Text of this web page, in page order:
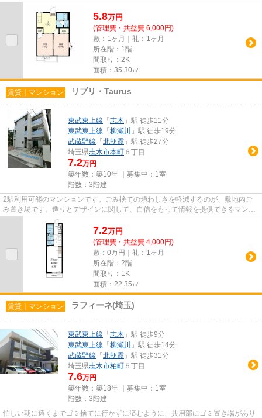
す。一階にあるので人の目は気に...
5.8万円
(管理費・共益費 6,000円)
敷：1ヶ月｜礼：1ヶ月
所在階：1階
間取り：2K
面積：35.30㎡
賃貸｜マンション リブリ・Taurus
東武東上線 「 志木 」駅 徒歩11分
東武東上線 「 柳瀬川
」駅 徒歩19分
武蔵野線 「 北朝霞 」駅 徒歩27分
埼玉県志木市本町 ６丁目
7.2万円
築年数：築10年 ｜募集中： 1室
階数：3階建
2駅利用可能のマンションです。ごみ捨ての煩わしさを軽減するのが、敷地内ご
み置き場です。造りとデザインに関して、自信をもって情報を提供できるマンシ
ョンです。まだ気になる物件が...
7.2万円
(管理費・共益費 4,000円)
敷：0万円｜礼：1ヶ月
所在階：2階
間取り：1K
面積：22.35㎡
賃貸｜マンション ラフィーネ(埼玉)
東武東上線 「 志木 」駅 徒歩9分
東武東上線 「 柳瀬川
」駅 徒歩14分
武蔵野線 「 北朝霞 」駅 徒歩31分
埼玉県志木市柏町 ５丁目
7.6万円
築年数：築18年 ｜募集中： 1室
階数：3階建
忙しい朝に遠くまでゴミ捨てに行かずに済むように、共用部にゴミ置き場があり